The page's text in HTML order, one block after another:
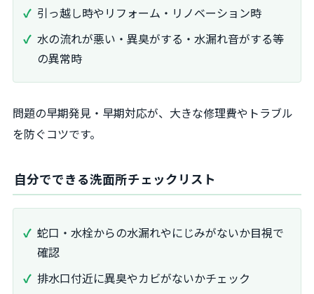
引っ越し時やリフォーム・リノベーション時
水の流れが悪い・異臭がする・水漏れ音がする等
の異常時
問題の早期発見・早期対応が、大きな修理費やトラブル
を防ぐコツです。
自分でできる洗面所チェックリスト
蛇口・水栓からの水漏れやにじみがないか目視で
確認
排水口付近に異臭やカビがないかチェック